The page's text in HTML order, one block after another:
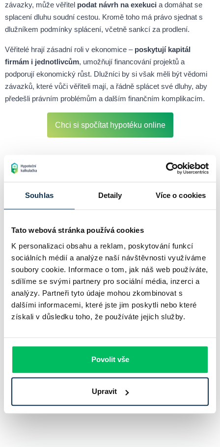
Souhlas Detaily Více o cookies
Tato webová stránka používá cookies
K personalizaci obsahu a reklam, poskytování funkcí
sociálních médií a analýze naší návštěvnosti využíváme
soubory cookie. Informace o tom, jak náš web používáte,
sdílíme se svými partnery pro sociální média, inzerci a
analýzy. Partneři tyto údaje mohou zkombinovat s
dalšími informacemi, které jste jim poskytli nebo které
získali v důsledku toho, že používáte jejich služby.
Povolit vše
Upravit
závazky, může věřitel podat návrh na exekuci a domáhat se
splacení dluhu soudní cestou. Kromě toho má právo sjednat s
dlužníkem podmínky splácení, včetně sankcí za prodlení.
Věřitelé hrají zásadní roli v ekonomice – poskytují kapitál
firmám i jednotlivcům, umožňují financování projektů a
podporují ekonomický růst. Dlužníci by si však měli být vědomi
závazků, které vůči věřiteli mají, a řádně splácet své dluhy, aby
předešli právním problémům a dalším finančním komplikacím.
Chci si spočítat hypotéku online
Související pojmy
vzniká na základě smlouvy nebo jiného právního titulu.
Splátka úvěru
Splátka úvěru je pravidelná platba, kterou dlužník hradí věřiteli za
poskytnutý úvěr.
Investice představuje alokaci kapitálu s cílem jeho zhodnocení v
budoucnosti.
Zajištění je strategický finanční nástroj, který slouží ke snížení
rizika spojeného s investicemi, pohybem měnových kurzů nebo